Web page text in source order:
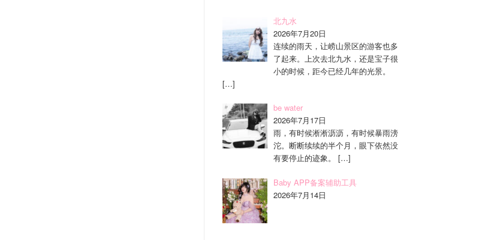
北九水
2026年7月20日
连续的雨天，让崂山景区的游客也多
了起来。上次去北九水，还是宝子很
小的时候，距今已经几年的光景。
[…]
be water
2026年7月17日
雨，有时候淅淅沥沥，有时候暴雨滂
沱。断断续续的半个月，眼下依然没
有要停止的迹象。
[…]
Baby APP备案辅助工具
2026年7月14日